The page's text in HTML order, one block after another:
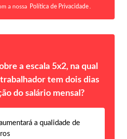
a nossa Política de Privacidade
a escala 5x2, na qual
tem dois dias
do salário mensal?
a qualidade de